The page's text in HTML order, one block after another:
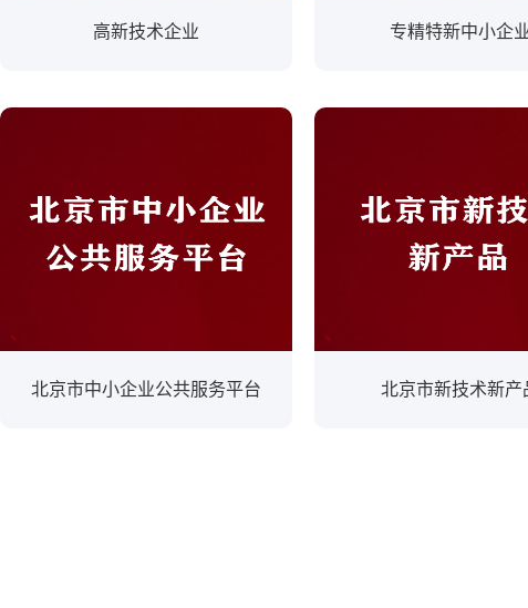
高新技术企业 专精特新中小企
北京市中小企业公共服务平台 北京市新技术新产